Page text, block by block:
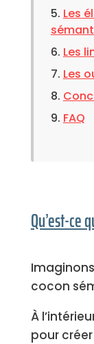
Les
Les
Les
FAQ
Qu’est-ce
cocon
À
pour